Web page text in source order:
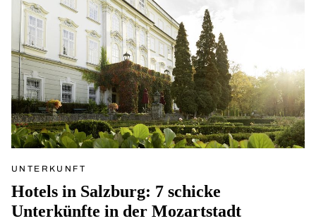
UNTERKUNFT
Hotels in Salzburg: 7 schicke
Unterkünfte in der Mozartstadt